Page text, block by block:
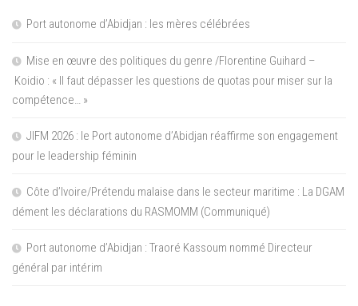
Port autonome d’Abidjan : les mères célébrées
Mise en œuvre des politiques du genre /Florentine Guihard –
Koidio : « Il faut dépasser les questions de quotas pour miser sur la
compétence… »
JIFM 2026 : le Port autonome d’Abidjan réaffirme son engagement
pour le leadership féminin
Côte d’Ivoire/Prétendu malaise dans le secteur maritime : La DGAM
dément les déclarations du RASMOMM (Communiqué)
Port autonome d’Abidjan : Traoré Kassoum nommé Directeur
général par intérim